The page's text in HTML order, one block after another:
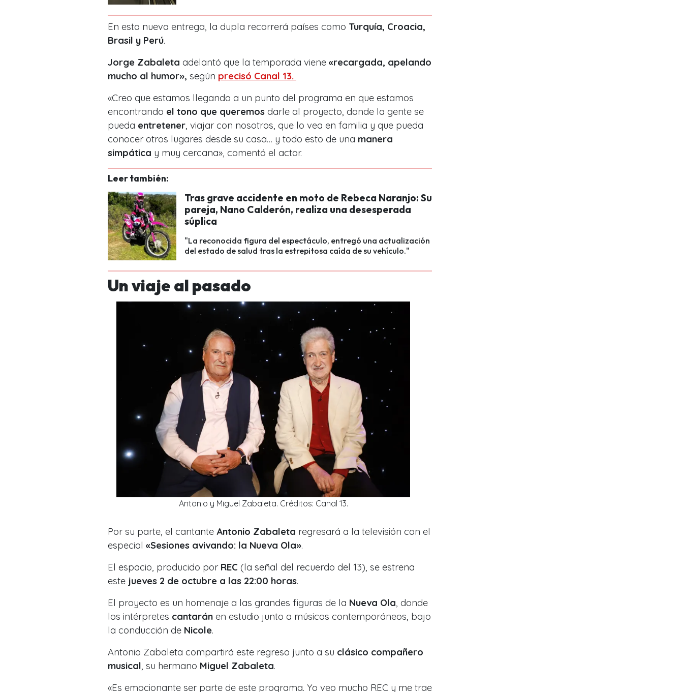
En esta nueva entrega, la dupla recorrerá países como Turquía, Croacia,
Brasil y Perú.
Jorge Zabaleta adelantó que la temporada viene «recargada, apelando
mucho al humor», según precisó Canal 13.
«Creo que estamos llegando a un punto del programa en que estamos
encontrando el tono que queremos darle al proyecto, donde la gente se
pueda entretener , viajar con nosotros, que lo vea en familia y que pueda
conocer otros lugares desde su casa… y todo esto de una manera
simpática y muy cercana», comentó el actor.
Leer también:
Tras grave accidente en moto de Rebeca Naranjo: Su
pareja, Nano Calderón, realiza una desesperada
súplica
"La reconocida figura del espectáculo, entregó una actualización
del estado de salud tras la estrepitosa caída de su vehículo."
Un viaje al pasado
Antonio y Miguel Zabaleta. Créditos: Canal 13.
Por su parte, el cantante Antonio Zabaleta regresará a la televisión con el
especial «Sesiones avivando: la Nueva Ola».
El espacio, producido por REC (la señal del recuerdo del 13), se estrena
este jueves 2 de octubre a las 22:00 horas.
El proyecto es un homenaje a las grandes figuras de la Nueva Ola, donde
los intérpretes cantarán en estudio junto a músicos contemporáneos, bajo
la conducción de Nicole.
Antonio Zabaleta compartirá este regreso junto a su clásico compañero
musical, su hermano Miguel Zabaleta.
«Es emocionante ser parte de este programa. Yo veo mucho REC y me trae